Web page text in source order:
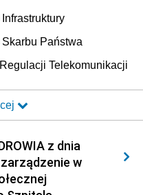
Państwa
Telekomunikacji
i Budownictwa
Wewnętrznych i
z dnia
w